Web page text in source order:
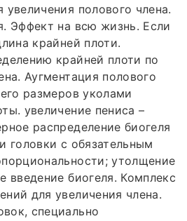
полового члена.
Эффект на всю жизнь. Если
крайней плоти.
крайней плоти по
Аугментация полового
размеров уколами
увеличение пениса –
распределение биогеля
головки с обязательным
утолщение
введение биогеля. Комплекс
для увеличения члена.
специально